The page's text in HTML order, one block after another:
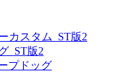
カスタム_ST版2
_ST版2
プドッグ